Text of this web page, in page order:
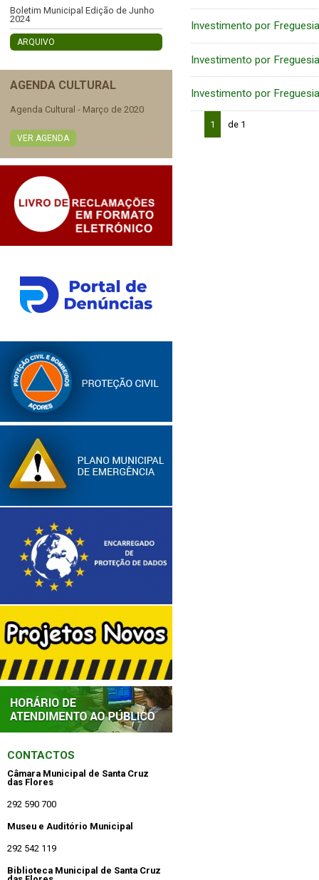
Boletim Municipal Edição de Junho
2024
ARQUIVO
AGENDA CULTURAL
Agenda Cultural - Março de 2020
VER AGENDA
CONTACTOS
Câmara Municipal de Santa Cruz
das Flores
292 590 700
Museu e Auditório Municipal
292 542 119
Biblioteca Municipal de Santa Cruz
Investimento por
Investimento por
Investimento por
1 de 1